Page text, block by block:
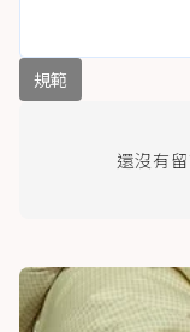
規範
還沒有